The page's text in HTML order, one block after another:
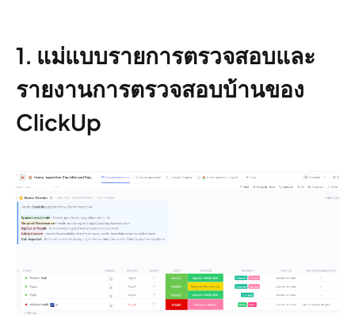
1. แม่แบบรายการตรวจสอบและ
รายงานการตรวจสอบบ้านของ
ClickUp